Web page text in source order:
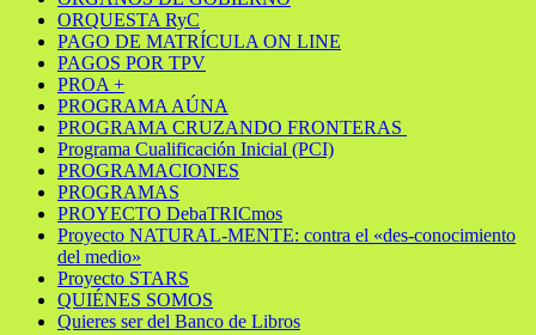
ORQUESTA RyC
PAGO DE MATRÍCULA ON LINE
PAGOS POR TPV
PROA +
PROGRAMA AÚNA
PROGRAMA CRUZANDO FRONTERAS
Programa Cualificación Inicial (PCI)
PROGRAMACIONES
PROGRAMAS
PROYECTO DebaTRICmos
Proyecto NATURAL-MENTE: contra el «des-conocimiento
del medio»
Proyecto STARS
QUIÉNES SOMOS
Quieres ser del Banco de Libros